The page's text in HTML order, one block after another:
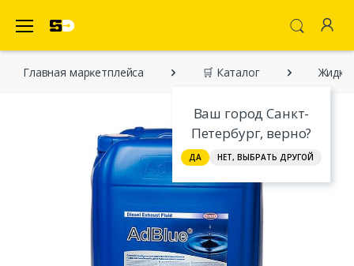
Ваш город Санкт-
Петербург, верно?
ДА НЕТ, ВЫБРАТЬ ДРУГОЙ
Главная марĸетплейса 🛒 Каталог